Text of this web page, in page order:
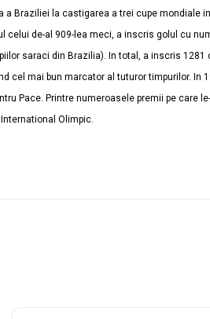
a Braziliei la castigarea a trei cupe mondiale
celui de-al 909-lea meci, a inscris golul cu
saraci din Brazilia). In total, a inscris 1281
cel mai bun marcator al tuturor timpurilor. In
Pace. Printre numeroasele premii pe care
Olimpic.